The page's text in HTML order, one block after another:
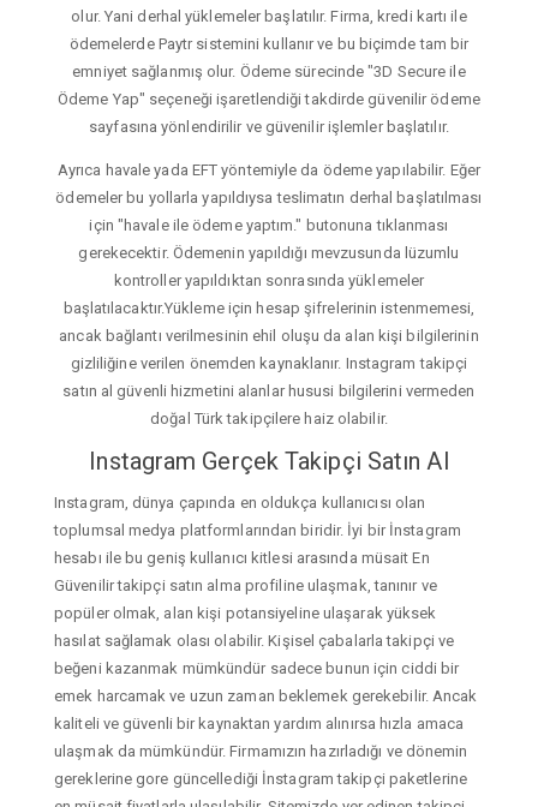
olur. Yani derhal yüklemeler başlatılır. Firma, kredi kartı ile
ödemelerde Paytr sistemini kullanır ve bu biçimde tam bir
emniyet sağlanmış olur. Ödeme sürecinde "3D Secure ile
Ödeme Yap" seçeneği işaretlendiği takdirde güvenilir ödeme
sayfasına yönlendirilir ve güvenilir işlemler başlatılır.
Ayrıca havale yada EFT yöntemiyle da ödeme yapılabilir. Eğer
ödemeler bu yollarla yapıldıysa teslimatın derhal başlatılması
için "havale ile ödeme yaptım." butonuna tıklanması
gerekecektir. Ödemenin yapıldığı mevzusunda lüzumlu
kontroller yapıldıktan sonrasında yüklemeler
başlatılacaktır.Yükleme için hesap şifrelerinin istenmemesi,
ancak bağlantı verilmesinin ehil oluşu da alan kişi bilgilerinin
gizliliğine verilen önemden kaynaklanır. Instagram takipçi
satın al güvenli hizmetini alanlar hususi bilgilerini vermeden
doğal Türk takipçilere haiz olabilir.
Instagram Gerçek Takipçi Satın Al
Instagram, dünya çapında en oldukça kullanıcısı olan
toplumsal medya platformlarından biridir. İyi bir İnstagram
hesabı ile bu geniş kullanıcı kitlesi arasında müsait En
Güvenilir takipçi satın alma profiline ulaşmak, tanınır ve
popüler olmak, alan kişi potansiyeline ulaşarak yüksek
hasılat sağlamak olası olabilir. Kişisel çabalarla takipçi ve
beğeni kazanmak mümkündür sadece bunun için ciddi bir
emek harcamak ve uzun zaman beklemek gerekebilir. Ancak
kaliteli ve güvenli bir kaynaktan yardım alınırsa hızla amaca
ulaşmak da mümkündür. Firmamızın hazırladığı ve dönemin
gereklerine gore güncellediği İnstagram takipçi paketlerine